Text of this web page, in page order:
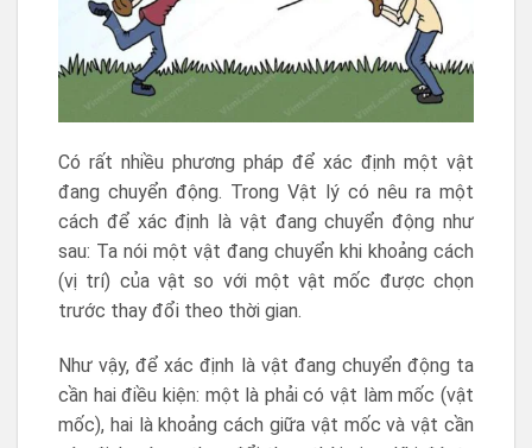
Có rất nhiều phương pháp để xác định một vật
đang chuyển động. Trong Vật lý có nêu ra một
cách để xác định là vật đang chuyển động như
sau: Ta nói một vật đang chuyển khi khoảng cách
(vị trí) của vật so với một vật mốc được chọn
trước thay đổi theo thời gian.
Như vậy, để xác định là vật đang chuyển động ta
cần hai điều kiện: một là phải có vật làm mốc (vật
mốc), hai là khoảng cách giữa vật mốc và vật cần